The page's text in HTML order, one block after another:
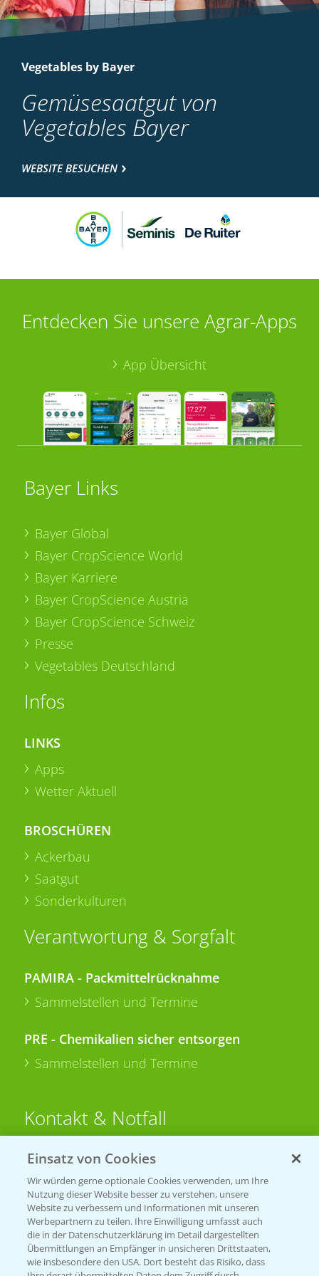
Vegetables by Bayer
Gemüsesaatgut von
Vegetables Bayer
WEBSITE BESUCHEN
Entdecken Sie unsere Agrar-Apps
App Übersicht
Bayer Links
Bayer Global
Bayer CropScience World
Bayer Karriere
Bayer CropScience Austria
Bayer CropScience Schweiz
Presse
Vegetables Deutschland
Infos
LINKS
Apps
Wetter Aktuell
BROSCHÜREN
Ackerbau
Saatgut
Sonderkulturen
Verantwortung & Sorgfalt
PAMIRA - Packmittelrücknahme
Sammelstellen und Termine
PRE - Chemikalien sicher entsorgen
Sammelstellen und Termine
Kontakt & Notfall
Beratung auf WhatsApp
T.+49 (0)174 346 564 1
KONTAKT
Hilfe in Notfällen
Einsatz von Cookies
Wir würden gerne optionale Cookies verwenden, um Ihre
Nutzung dieser Website besser zu verstehen, unsere
Website zu verbessern und Informationen mit unseren
Werbepartnern zu teilen. Ihre Einwilligung umfasst auch
die in der Datenschutzerklärung im Detail dargestellten
Übermittlungen an Empfänger in unsicheren Drittstaaten,
wie insbesondere den USA. Dort besteht das Risiko, dass